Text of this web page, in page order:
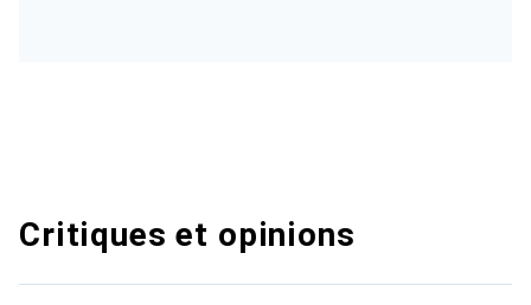
Critiques et opinions